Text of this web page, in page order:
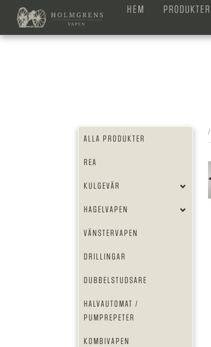
HEM PRODUKTER
ALLA PRODUKTER
REA
KULGEVÄR
HAGELVAPEN
VÄNSTERVAPEN
DRILLINGAR
DUBBELSTUDSARE
HALVAUTOMAT /
PUMPREPETER
KOMBIVAPEN
/